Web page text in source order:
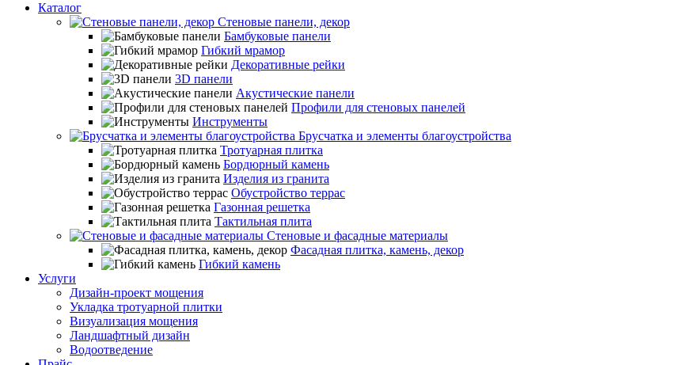
Каталог
Стеновые панели, декор
Бамбуковые панели
Гибкий мрамор
Декоративные рейки
3D панели
Акустические панели
Профили для стеновых панелей
Инструменты
Брусчатка и элементы благоустройства
Тротуарная плитка
Бордюрный камень
Изделия из гранита
Обустройство террас
Газонная решетка
Тактильная плита
Стеновые и фасадные материалы
Фасадная плитка, камень, декор
Гибкий камень
Услуги
Дизайн-проект мощения
Укладка тротуарной плитки
Визуализация мощения
Ландшафтный дизайн
Водоотведение